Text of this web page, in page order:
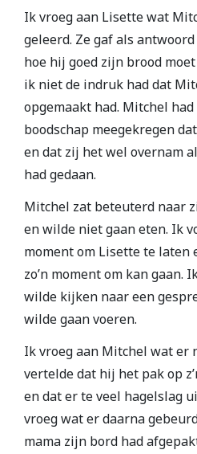
Ik vroeg aan Lisette wat
geleerd. Ze gaf als
hoe hij goed zijn brood
ik niet de indruk had dat
opgemaakt had. Mitchel
boodschap meegekregen
en dat zij het wel overnam
had gedaan.
Mitchel zat beteuterd naar
en wilde niet gaan eten. Ik
moment om Lisette te laten
zo’n moment om kan gaan.
wilde kijken naar een
wilde gaan voeren.
Ik vroeg aan Mitchel wat er
vertelde dat hij het pak op
en dat er te veel hagelslag
vroeg wat er daarna
mama zijn bord had